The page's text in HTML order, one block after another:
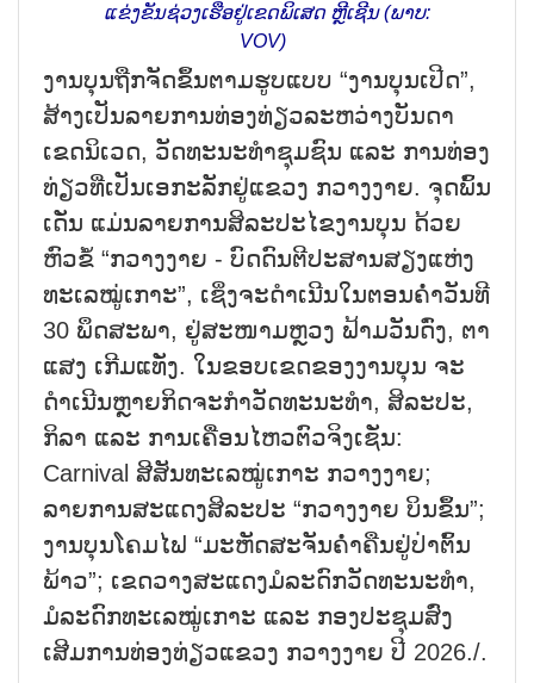
ແຂ່​ງ​ຂັນ​ຊ່ວງ​ເຮືອ​ຢູ່​ເຂດ​ພິ​ເສດ ຫຼີ​ເຊີນ (ພາບ:
VOV)
ງານ​ບຸນ​ຖືກ​ຈັດ​ຂຶ້ນ​ຕາມ​ຮູບ​ແບບ “ງານ​ບຸນ​ເປີດ”,​
ສ້າງເປັນ​ລາຍ​ການ​ທ່ອງ​ທ່ຽວ​ລະ​ຫວ່າງ​ບັນ​ດາ​
ເຂດ​ນິ​ເວດ, ວັດ​ທະ​ນະ​ທຳຊຸມ​ຊົນ ແລະ ການ​ທ່ອງ​
ທ່ຽວ​ທີ່​ເປັນ​ເອ​ກະ​ລັກ​ຢູ່​ແຂວງ ກວາງ​ງາຍ. ຈຸດ​ພົ້ນ​
ເດັ່ນ​ ແມ່ນ​ລາຍ​ການ​ສິ​ລະ​ປະ​ໄຂ​ງານບຸນ ດ້ວຍ​
ຫົວ​ຂໍ້ “ກວາງ​ງາຍ - ບົດ​ດົນ​ຕີ​ປະ​ສານ​ສຽງ​ແຫ່ງ​
ທະ​ເລ​ໝູ່​ເກາະ”, ເຊິ່ງ​ຈະ​ດຳ​ເນີນ​ໃນ​ຕອ​ນ​ຄ່ຳ​ວັນ​ທີ
30 ພຶດ​ສະ​ພາ, ຢູ່​ສະ​ໜາມຫຼວງ ຟ້າມ​ວັນ​ດົ່ງ, ຕາ​
ແສງ ເກີມ​ແທັ່ງ. ໃນ​ຂອບ​ເຂດ​ຂອງ​ງານ​ບຸນ ຈະ​
ດຳ​ເນີນຫຼາຍ​ກິດ​ຈະ​ກຳ​ວັດ​ທະ​ນະ​ທຳ, ສິ​ລະ​ປະ,
ກິ​ລາ ແລະ ການ​ເຄື່ອນ​ໄຫວ​ຕົວ​ຈິງ​ເຊັ່ນ:
Carnival ສີ​ສັນ​ທະ​ເລ​ໝູ່​ເກາະ ກວາງ​ງາຍ;
ລາຍການ​ສະ​ແດ​ງ​ສິ​ລະ​ປະ “ກວາງ​ງາຍ ບິນ​ຂຶ້ນ”;
ງານ​ບຸນໂຄມ​ໄຟ “ມະ​ຫັດ​ສະ​ຈັນ​ຄ່ຳ​ຄືນ​ຢູ່​ປ່າ​ຕົ້ນ​
ພ້າວ”; ເຂດ​ວາງ​ສະ​ແດງ​ມໍ​ລະ​ດົກ​ວັດ​ທະ​ນະ​ທຳ,
ມໍ​ລະ​ດົກ​ທະ​ເລ​ໝູ່​ເກາະ ແລະ ກອງ​ປະ​ຊຸມ​ສົ່ງ​
ເສີມ​ການ​ທ່ອງ​ທ່ຽວ​ແຂວງ ກວາງ​ງາຍ ປີ 2026./.